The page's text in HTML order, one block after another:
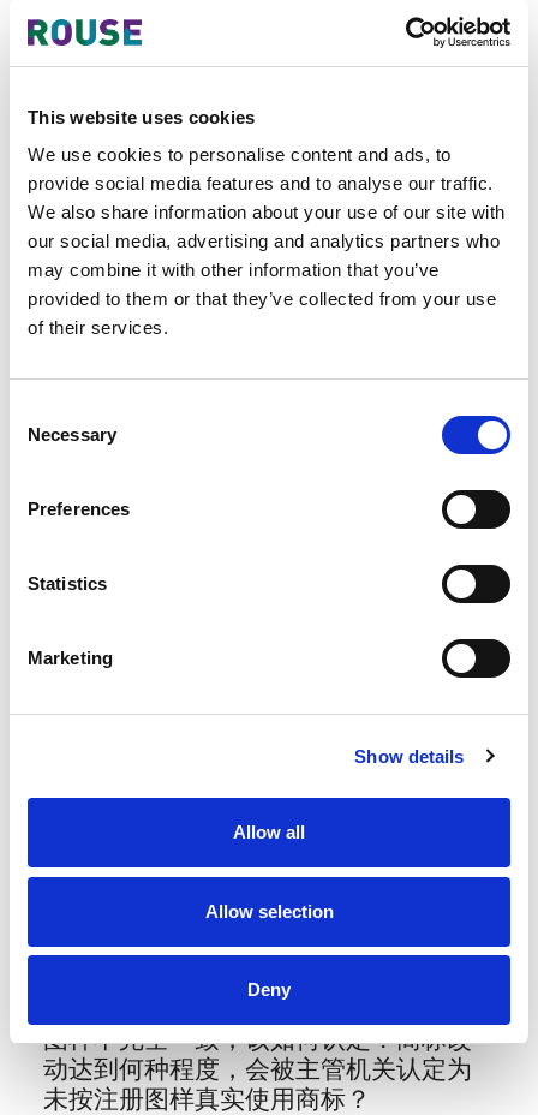
This website uses cookies
We use cookies to personalise content and ads, to
provide social media features and to analyse our traffic.
We also share information about your use of our site with
our social media, advertising and analytics partners who
may combine it with other information that you’ve
provided to them or that they’ve collected from your use
of their services.
Selection
Necessary
Preferences
Statistics
Marketing
Show details
Allow all
Allow selection
Deny
对此并无绝对统一的判定标准。
维权程序与注册程序：两类不同风
险点
从商标维权角度来看，海合会各法域法
院审理案件时，通常会综合考量商标整
体商业观感、市场认知度以及商标实际
使用证据。
标识会被视作全新独立商标进行审查。
一旦剔除原有附加设计元素，该商标的
显著性可能会变弱，或是与在先注册商
若商标属于以下类型，该风险会更为突
单字母商标
撤销风险（连续不使用）：商标改
动幅度的合理边界
该问题在商标因连续不使用面临撤销的
场景下同样关键。
海合会各国均规定，商标若连续五年未
投入使用，他人可申请撤销该注册商
图样不完全一致，该如何认定？商标改
动达到何种程度，会被主管机关认定为
未按注册图样真实使用商标？